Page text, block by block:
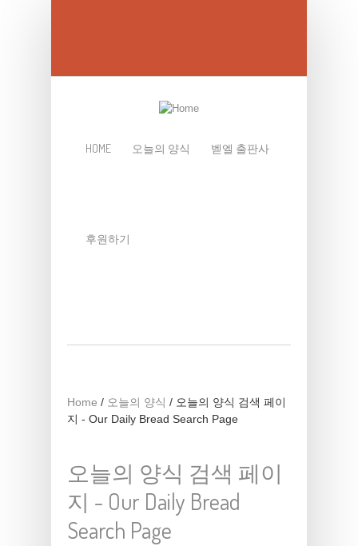
HOME 오늘의 양식 벧엘 출판사
후원하기
Home / 오늘의 양식 / 오늘의 양식 검색 페이
지 - Our Daily Bread Search Page
오늘의 양식 검색 페이
지 - Our Daily Bread
Search Page